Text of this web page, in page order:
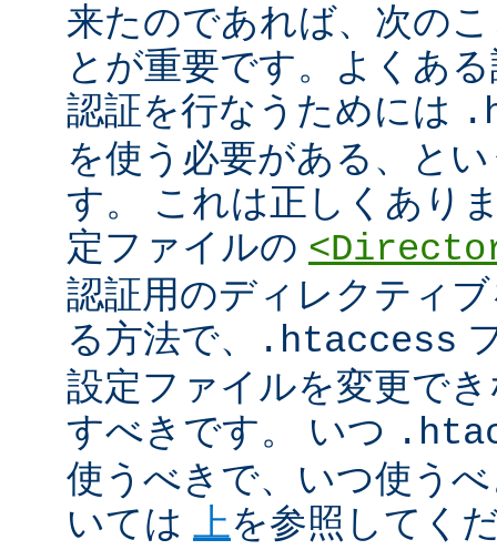
来たのであれば、次の
とが重要です。よくあ
認証を行なうためには
を使う必要がある、と
す。 これは正しくあり
定ファイルの
認証用のディレクティ
る方法で、
.htaccess
設定ファイルを変更で
すべきです。 いつ
使うべきで、いつ使う
いては
上 を参照してく